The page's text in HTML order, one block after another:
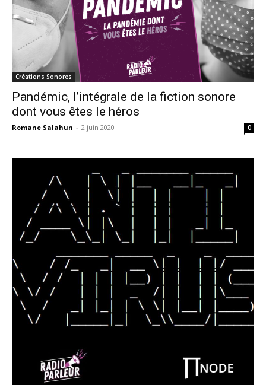
Créations Sonores
Pandémic, l’intégrale de la fiction sonore
dont vous êtes le héros
Romane Salahun - 2 juin 2020 0